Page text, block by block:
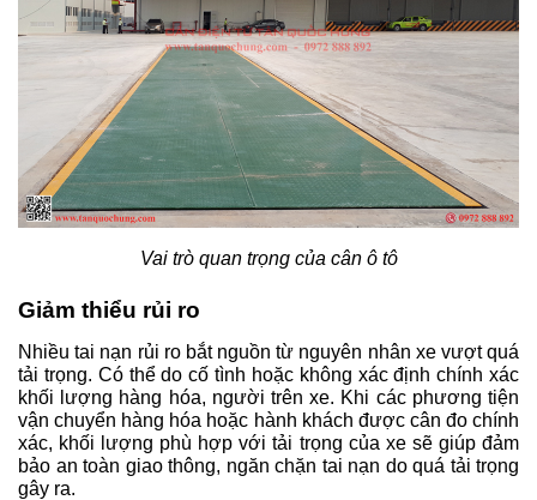
Vai trò quan trọng của cân ô tô
Giảm thiểu rủi ro
Nhiều tai nạn rủi ro bắt nguồn từ nguyên nhân xe vượt quá
tải trọng. Có thể do cố tình hoặc không xác định chính xác
khối lượng hàng hóa, người trên xe. Khi các phương tiện
vận chuyển hàng hóa hoặc hành khách được cân đo chính
xác, khối lượng phù hợp với tải trọng của xe sẽ giúp đảm
bảo an toàn giao thông, ngăn chặn tai nạn do quá tải trọng
gây ra.